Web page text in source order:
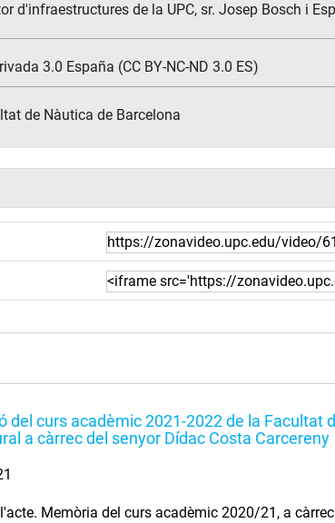
d'infraestructures de la UPC, sr. Josep Bosch i
3.0 España (CC BY-NC-ND 3.0 ES)
de Nàutica de Barcelona
del curs acadèmic 2021-2022 de la Facultat
a càrrec del senyor Dídac Costa Carcereny
Memòria del curs acadèmic 2020/21, a